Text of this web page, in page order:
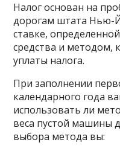
Налог основан на
дорогам штата Нью-
ставке,
средства и методом,
уплаты налога.
При заполнении
календарного года
использовать ли
веса пустой машины
выбора метода вы: